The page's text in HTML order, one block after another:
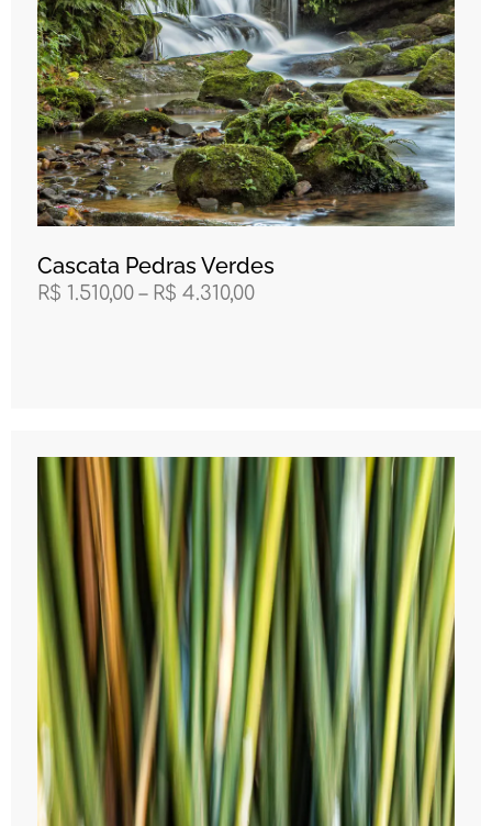
Cascata Pedras Verdes
R$ 1.510,00 – R$ 4.310,00